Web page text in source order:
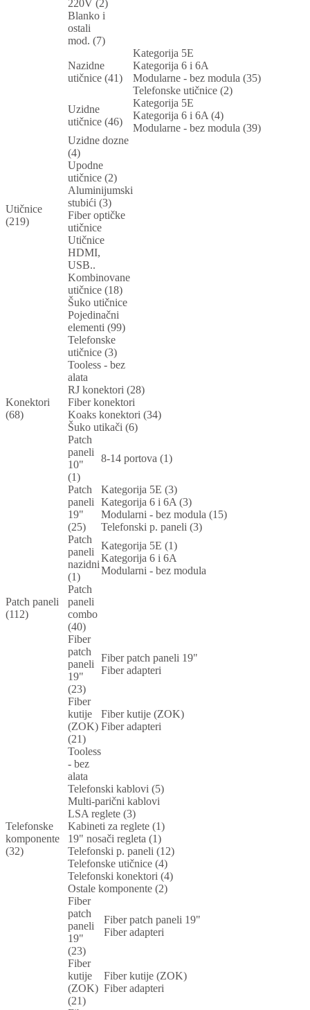
220V (2)
Blanko i
ostali
mod. (7)
Utičnice
(219)
Nazidne
utičnice (41)
Kategorija 5E
Kategorija 6 i 6A
Modularne - bez modula (35)
Telefonske utičnice (2)
Uzidne
utičnice (46)
Kategorija 5E
Kategorija 6 i 6A (4)
Modularne - bez modula (39)
Uzidne dozne
(4)
Upodne
utičnice (2)
Aluminijumski
stubići (3)
Fiber optičke
utičnice
Utičnice
HDMI,
USB..
Kombinovane
utičnice (18)
Šuko utičnice
Pojedinačni
elementi (99)
Telefonske
utičnice (3)
Tooless - bez
alata
Konektori
(68)
RJ konektori (28)
Fiber konektori
Koaks konektori (34)
Šuko utikači (6)
Patch paneli
(112)
Patch
paneli
10"
(1)
8-14 portova (1)
Patch
paneli
19"
(25)
Kategorija 5E (3)
Kategorija 6 i 6A (3)
Modularni - bez modula (15)
Telefonski p. paneli (3)
Patch
paneli
nazidni
(1)
Kategorija 5E (1)
Kategorija 6 i 6A
Modularni - bez modula
Patch
paneli
combo
(40)
Fiber
patch
paneli
19"
(23)
Fiber patch paneli 19"
Fiber adapteri
Fiber
kutije
(ZOK)
(21)
Fiber kutije (ZOK)
Fiber adapteri
Tooless
- bez
alata
Telefonske
komponente
(32)
Telefonski kablovi (5)
Multi-parični kablovi
LSA reglete (3)
Kabineti za reglete (1)
19" nosači regleta (1)
Telefonski p. paneli (12)
Telefonske utičnice (4)
Telefonski konektori (4)
Ostale komponente (2)
Fiber
patch
paneli
19"
(23)
Fiber patch paneli 19"
Fiber adapteri
Fiber
kutije
(ZOK)
(21)
Fiber kutije (ZOK)
Fiber adapteri